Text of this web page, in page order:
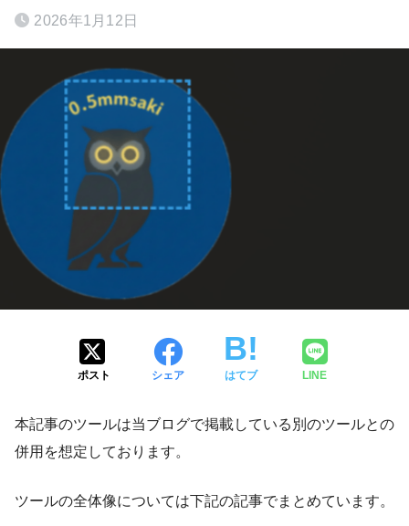
2026年1月12日
ポスト シェア はてブ LINE
本記事のツールは当ブログで掲載している別のツールとの
併用を想定しております。
ツールの全体像については下記の記事でまとめています。